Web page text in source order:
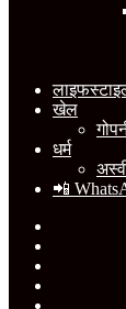
खेल
धर्म
📲